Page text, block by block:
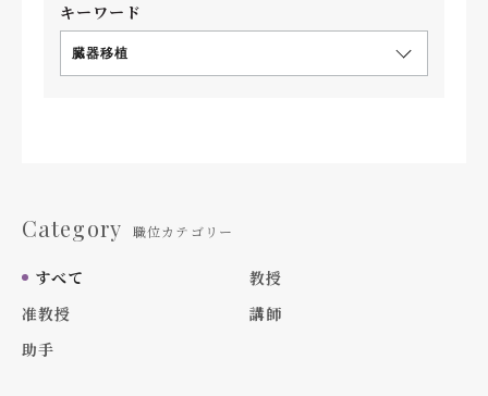
キーワード
臓器移植
Category 職位カテゴリー
すべて
教授
准教授
講師
助手